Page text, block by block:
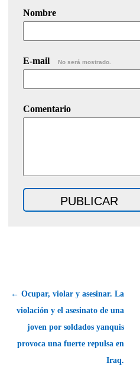
Nombre
E-mail No será mostrado.
Comentario
← Ocupar, violar y asesinar. La
violación y el asesinato de una
joven por soldados yanquis
provoca una fuerte repulsa en
Iraq.